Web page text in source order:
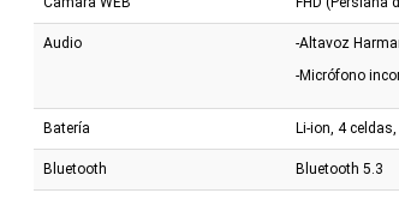
Ryzen 7 16gb 1tb 14" WIN
N150 8gb 128gb 15.6" W11
Audio
-Altavoz
-Micrófono
Batería Li-ion, 4
Bluetooth Bluetooth 5.3